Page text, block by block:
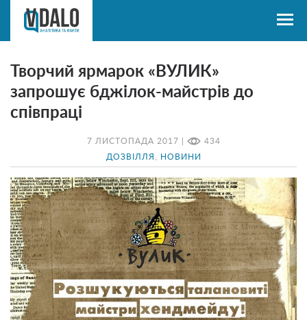
7 ЛИСТОПАДА 2017 | 434
ДОЗВІЛЛЯ НОВИНИ
Творчий ярмарок «ВУЛИК»
запрошує бджілок-майстрів до
співпраці